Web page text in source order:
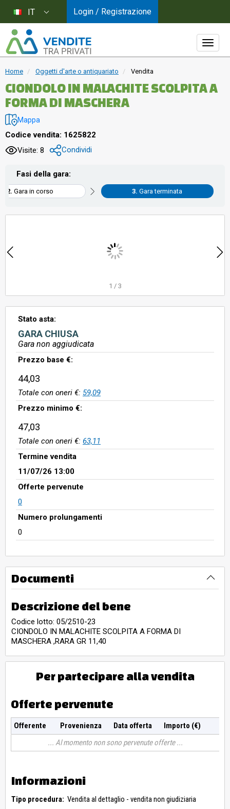
Home Oggetti d'arte o antiquariato Vendita
CIONDOLO IN MALACHITE SCOLPITA A
FORMA DI MASCHERA
Mappa
Codice vendita: 1625822
Visite: 8
Condividi
Fasi della gara:
Gara in corso Gara terminata
1 / 3
Stato asta:
GARA CHIUSA
Gara non aggiudicata
Prezzo base €:
44,03
Totale con oneri €: 59,09
Prezzo minimo €:
47,03
Totale con oneri €: 63,11
Termine vendita
11/07/26 13:00
Offerte pervenute
0
Numero prolungamenti
0
Documenti
Descrizione del bene
Codice lotto: 05/2510-23
CIONDOLO IN MALACHITE SCOLPITA A FORMA DI
MASCHERA ,RARA GR 11,40
Per partecipare alla vendita
Offerte pervenute
Offerente Provenienza Data offerta
Importo (€)
Al momento non sono pervenute offerte
Informazioni
Tipo procedura: Vendita al dettaglio - vendita non giudiziaria
IT Login / Registrazione